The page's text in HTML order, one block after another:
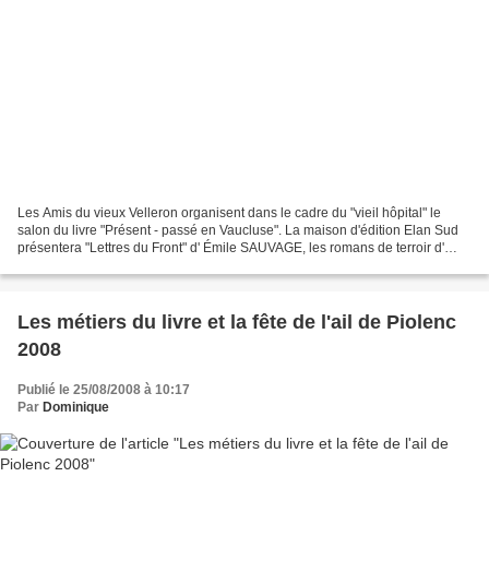
Les Amis du vieux Velleron organisent dans le cadre du "vieil hôpital" le
salon du livre "Présent - passé en Vaucluse". La maison d'édition Elan Sud
présentera "Lettres du Front" d' Émile SAUVAGE, les romans de terroir d'
Les métiers du livre et la fête de l'ail de Piolenc
2008
Publié le 25/08/2008 à 10:17
Par Dominique